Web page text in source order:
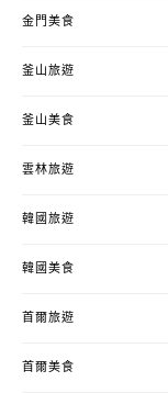
金門美食
釜山旅遊
釜山美食
雲林旅遊
韓國旅遊
韓國美食
首爾旅遊
首爾美食